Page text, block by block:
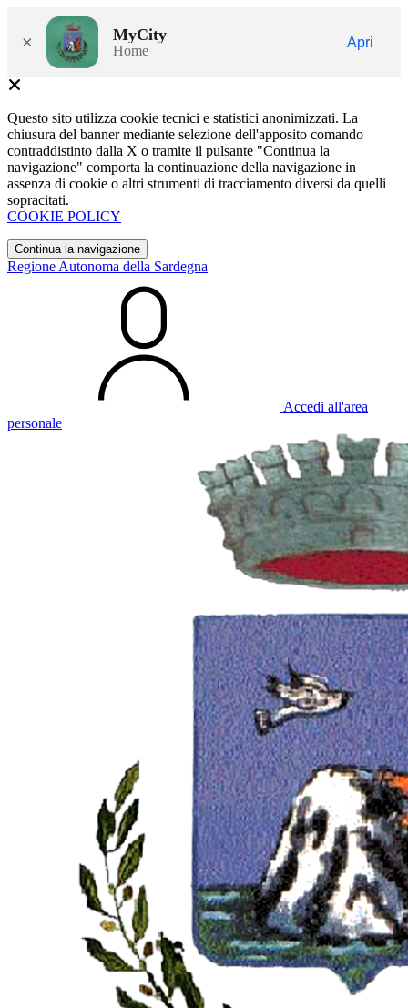
× MyCity
Home
Apri
Questo sito utilizza cookie tecnici e statistici anonimizzati. La
chiusura del banner mediante selezione dell'apposito comando
contraddistinto dalla X o tramite il pulsante "Continua la
navigazione" comporta la continuazione della navigazione in
assenza di cookie o altri strumenti di tracciamento diversi da quelli
sopracitati.
COOKIE POLICY
Continua la navigazione
Regione Autonoma della Sardegna
Accedi all'area
personale